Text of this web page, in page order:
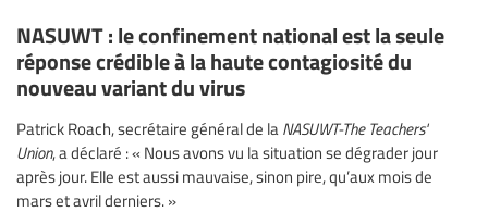
NASUWT : le confinement national est la seule
réponse crédible à la haute contagiosité du
nouveau variant du virus
Patrick Roach, secrétaire général de la NASUWT-The Teachers'
Union, a déclaré : « Nous avons vu la situation se dégrader jour
après jour. Elle est aussi mauvaise, sinon pire, qu’aux mois de
mars et avril derniers. »